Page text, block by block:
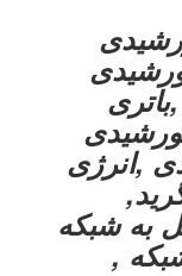
,انرژی
به شبکه
,